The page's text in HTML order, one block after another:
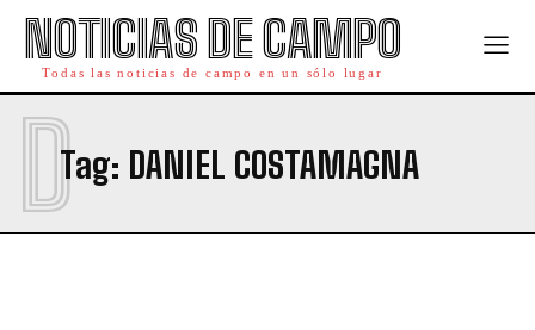
NOTICIAS DE CAMPO
Todas las noticias de campo en un sólo lugar
Tag: DANIEL COSTAMAGNA
D